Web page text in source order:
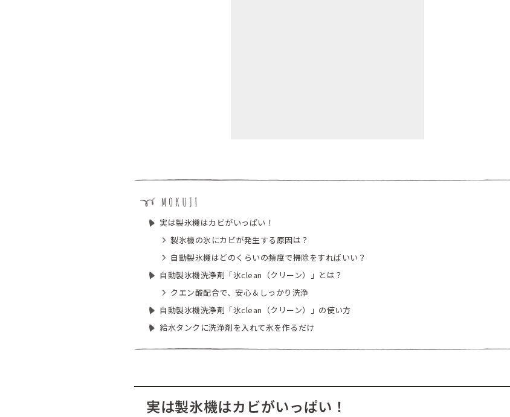
実は製氷機はカビがいっぱい！
製氷機の氷にカビが発生する原因は？
自動製氷機はどのくらいの頻度で掃除をすればいい？
自動製氷機洗浄剤「氷clean（クリーン）」とは？
クエン酸配合で、安心＆しっかり洗浄
自動製氷機洗浄剤「氷clean（クリーン）」の使い方
給水タンクに洗浄剤を入れて氷を作るだけ
実は製氷機はカビがいっぱい！